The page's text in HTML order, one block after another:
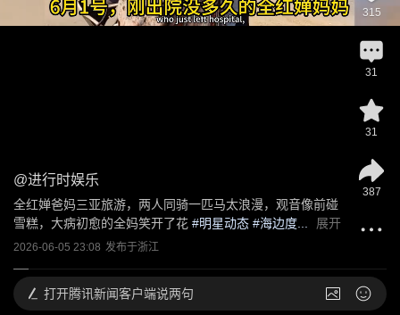
@进行时娱乐
全红婵爸妈三亚旅游，两人同骑一匹马太浪漫，观音像前碰
雪糕，大病初愈的全妈笑开了花 #明星动态 #海边度... 展开
2026-06-05 23:08 发布于浙江
315
31
31
387
打开腾讯新闻客户端说两句